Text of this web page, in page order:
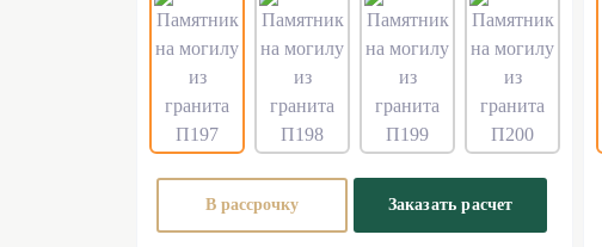
В рассрочку Заказать расчет